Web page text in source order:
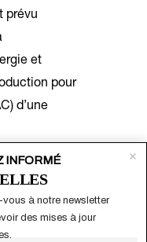
prévu
et
pour
d’une
chariot
de
élévateur
INFORMÉ
à notre newsletter
des mises à jour